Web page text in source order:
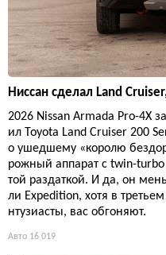
Ниссан сделал Land
2026 Nissan Armada Pro-4X
ил Toyota Land Cruiser 200
о ушедшему «королю
рожный аппарат с twin-turbo
той раздаткой. И да, он
ли Expedition, хотя в
нтузиасты, вас обгоняют.
Авто 16 019